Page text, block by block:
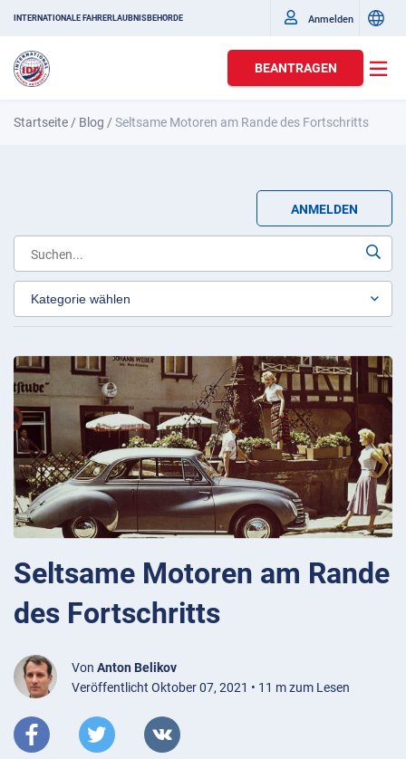
INTERNATIONALE FAHRERLAUBNISBEHÖRDE Anmelden
BEANTRAGEN
Startseite / Blog /Seltsame Motoren am Rande des Fortschritts
ANMELDEN
Seltsame Motoren am Rande
des Fortschritts
Von Anton Belikov
Veröffentlicht Oktober 07, 2021 • 11 m zum Lesen